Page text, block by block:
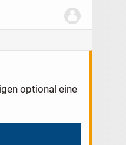
optional eine